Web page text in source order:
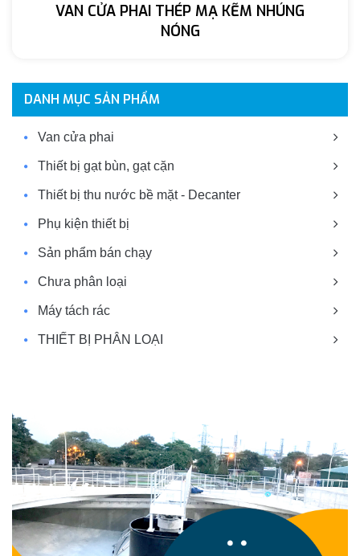
VAN CỬA PHAI THÉP MẠ KẼM NHÚNG
NÓNG
DANH MỤC SẢN PHẨM
Van cửa phai
Thiết bị gạt bùn, gạt cặn
Thiết bị thu nước bề mặt - Decanter
Phụ kiện thiết bị
Sản phẩm bán chạy
Chưa phân loại
Máy tách rác
THIẾT BỊ PHÂN LOẠI